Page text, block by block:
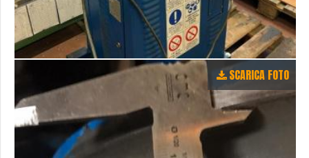
SCARICA FOTO